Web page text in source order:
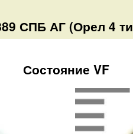
СПБ АГ (Орел 4
Состояние VF